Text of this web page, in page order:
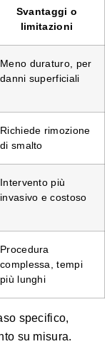
Svantaggi o
limitazioni
Meno duraturo, per
danni superficiali
Richiede rimozione
di smalto
Intervento più
invasivo e costoso
Procedura
complessa, tempi
più lunghi
specifico,
su misura.